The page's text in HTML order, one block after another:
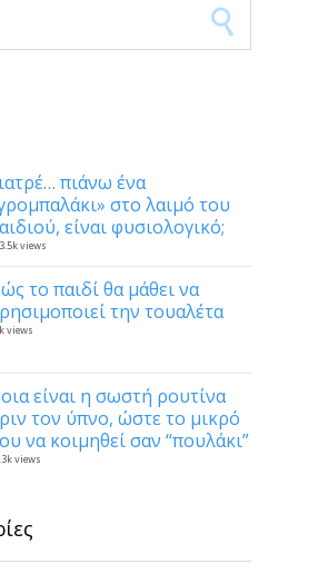
πιάνω ένα
στο λαιμό του
είναι φυσιολογικό;
views
το παιδί θα μάθει να
την τουαλέτα
views
είναι η σωστή ρουτίνα
τον ύπνο, ώστε το μικρό
να κοιμηθεί σαν “πουλάκι”
views